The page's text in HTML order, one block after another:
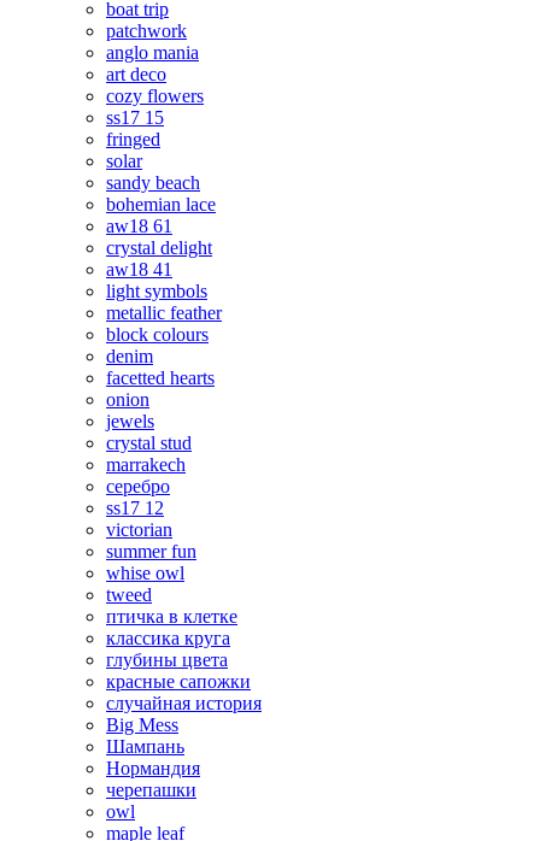
boat trip
patchwork
anglo mania
art deco
cozy flowers
ss17 15
fringed
solar
sandy beach
bohemian lace
aw18 61
crystal delight
aw18 41
light symbols
metallic feather
block colours
denim
facetted hearts
onion
jewels
crystal stud
marrakech
серебро
ss17 12
victorian
summer fun
whise owl
tweed
птичка в клетке
классика круга
глубины цвета
красные сапожки
случайная история
Big Mess
Шампань
Нормандия
черепашки
owl
maple leaf